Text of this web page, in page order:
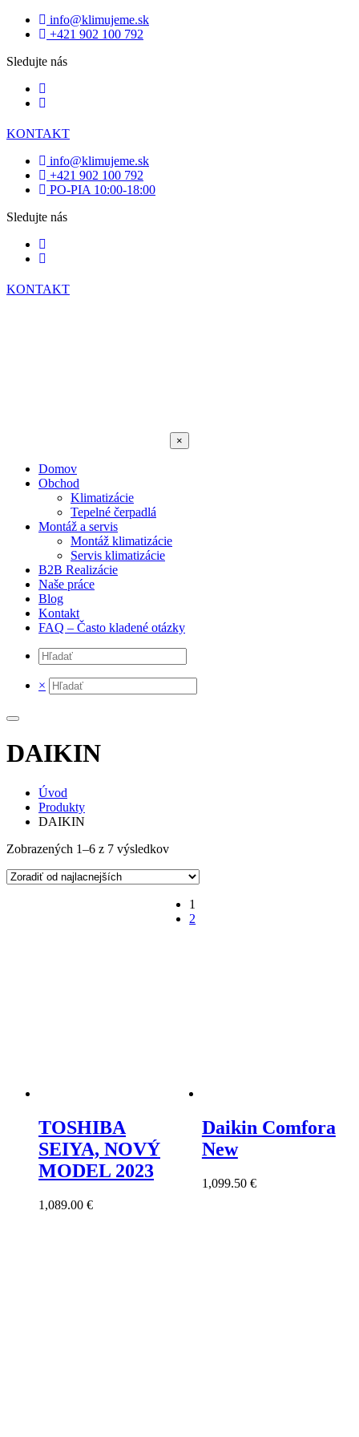
info@klimujeme.sk
+421 902 100 792
Sledujte nás
KONTAKT
info@klimujeme.sk
+421 902 100 792
PO-PIA 10:00-18:00
Sledujte nás
KONTAKT
×
Domov
Obchod
Klimatizácie
Tepelné čerpadlá
Montáž a servis
Montáž klimatizácie
Servis klimatizácie
B2B Realizácie
Naše práce
Blog
Kontakt
FAQ – Často kladené otázky
×
DAIKIN
Úvod
Produkty
DAIKIN
Zobrazených 1–6 z 7 výsledkov
TOSHIBA
SEIYA, NOVÝ
MODEL 2023
1,089.00 €
Daikin Comfora
New
1,099.50 €
1
2